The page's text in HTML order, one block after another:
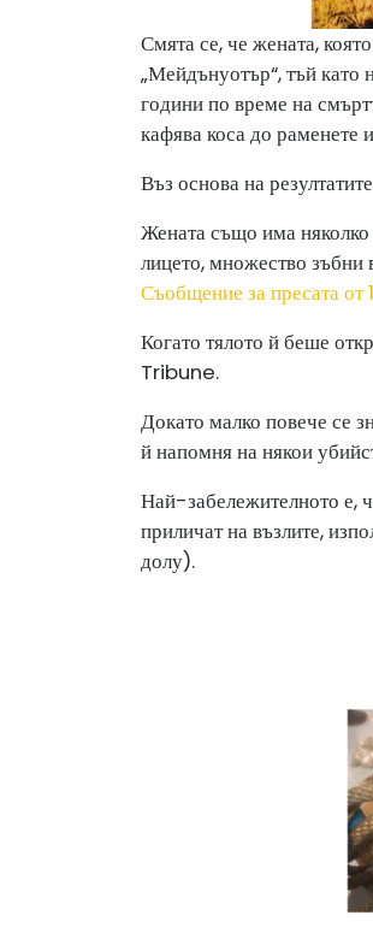
Смята се, че жената,
„Мейдънуотър“, тъй като
години по време на
кафява коса до раменете
Въз основа на
Жената също има
лицето, множество зъбни
Съобщение за пресата от
Когато тялото й беше
Tribune.
Докато малко повече се
й напомня на някои
Най-забележителното е,
приличат на възлите,
долу).